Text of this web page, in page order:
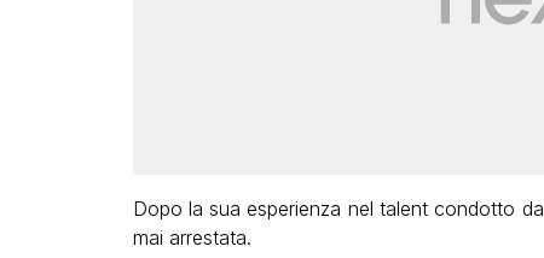
Dopo la sua esperienza nel talent condotto da
mai arrestata.